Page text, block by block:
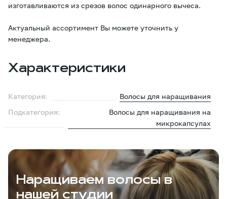
изготавливаются из срезов волос одинарного вычеса.
Актуальный ассортимент Вы можете уточнить у
менеджера.
Характеристики
Категория:
Волосы для наращивания
Подкатегория:
Волосы для наращивания на
микрокапсулах
Наращиваем волосы в
нашей студии